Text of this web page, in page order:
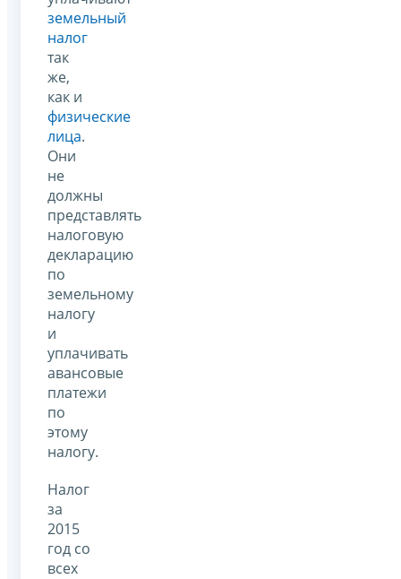
земельный
налог
так
же,
как и
физические
лица.
Они
не
должны
представлять
налоговую
декларацию
по
земельному
налогу
и
уплачивать
авансовые
платежи
по
этому
налогу.
Налог
за
2015
год со
всех